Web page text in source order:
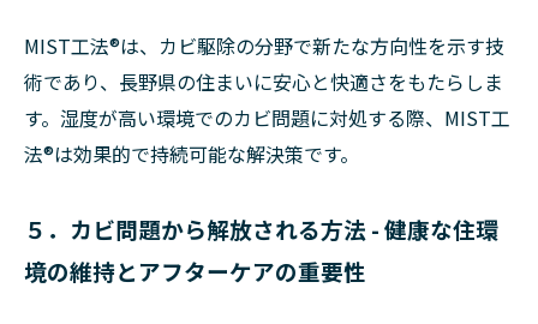
MIST工法®は、カビ駆除の分野で新たな方向性を示す技
術であり、長野県の住まいに安心と快適さをもたらしま
す。湿度が高い環境でのカビ問題に対処する際、MIST工
法®は効果的で持続可能な解決策です。
５．カビ問題から解放される方法 - 健康な住環
境の維持とアフターケアの重要性